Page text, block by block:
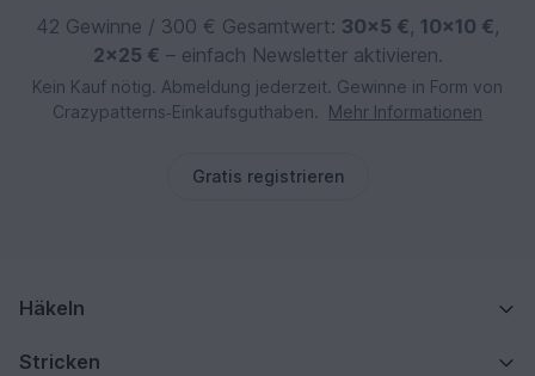
42 Gewinne / 300 € Gesamtwert: 30×5 €, 10×10 €,
2×25 € – einfach Newsletter aktivieren.
Kein Kauf nötig. Abmeldung jederzeit. Gewinne in Form von
Crazypatterns‑Einkaufsguthaben.
Mehr Informationen
Gratis registrieren
Häkeln
Stricken